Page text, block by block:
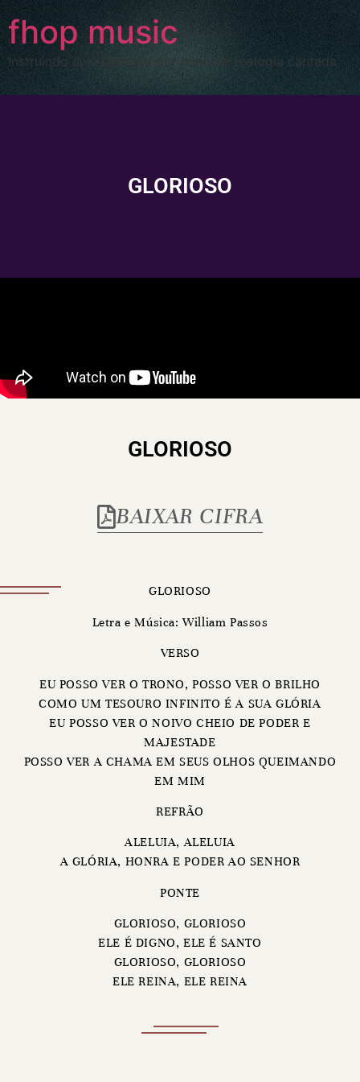
fhop music
Instruindo uma geração por meio de teologia cantada
GLORIOSO
GLORIOSO
BAIXAR CIFRA
GLORIOSO
Letra e Música: William Passos
VERSO
EU POSSO VER O TRONO, POSSO VER O BRILHO
COMO UM TESOURO INFINITO É A SUA GLÓRIA
EU POSSO VER O NOIVO CHEIO DE PODER E
MAJESTADE
POSSO VER A CHAMA EM SEUS OLHOS QUEIMANDO
EM MIM
REFRÃO
ALELUIA, ALELUIA
A GLÓRIA, HONRA E PODER AO SENHOR
PONTE
GLORIOSO, GLORIOSO
ELE É DIGNO, ELE É SANTO
GLORIOSO, GLORIOSO
ELE REINA, ELE REINA